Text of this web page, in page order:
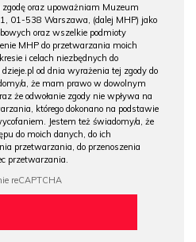
oraz upoważniam Muzeum
01-538 Warszawa, (dalej MHP) jako
oraz wszelkie podmioty
MHP do przetwarzania moich
i celach niezbędnych do
od dnia wyrażenia tej zgody do
a, że mam prawo w dowolnym
że odwołanie zgody nie wpływa na
którego dokonano na podstawie
Jestem też świadomy/a, że
do moich danych, do ich
przetwarzania, do przenoszenia
przetwarzania.